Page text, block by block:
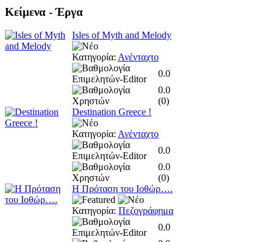
Κείμενα - Έργα
Isles of Myth and Melody
Κατηγορία: Ανένταχτο
0.0
0.0
(0)
Destination Greece !
Κατηγορία: Ανένταχτο
0.0
0.0
(0)
Η Πρόταση του Ιοθώρ….
Κατηγορία: Πεζογράφημα
0.0